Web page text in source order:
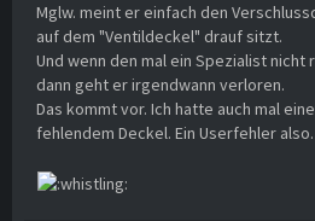
Mglw. meint er einfach den
auf dem "Ventildeckel" drauf sitzt.
Und wenn den mal ein Spezialist
dann geht er irgendwann verloren.
Das kommt vor. Ich hatte auch mal
fehlendem Deckel. Ein Userfehler also.